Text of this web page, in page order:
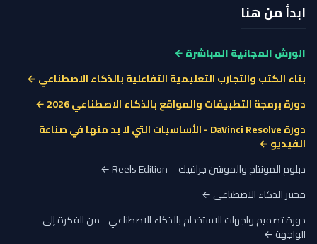
ابدأ من هنا
الورش المجانية المباشرة ←
بناء الكتب والتجارب التعليمية التفاعلية بالذكاء الاصطناعي ←
دورة برمجة التطبيقات والمواقع بالذكاء الاصطناعي 2026 ←
دورة DaVinci Resolve - الأساسيات التي لا بد منها في صناعة
الفيديو ←
دبلوم المونتاج والموشن جرافيك – Reels Edition ←
مختبر الذكاء الاصطناعي ←
دورة تصميم واجهات الاستخدام بالذكاء الاصطناعي - من الفكرة إلى
الواجهة ←